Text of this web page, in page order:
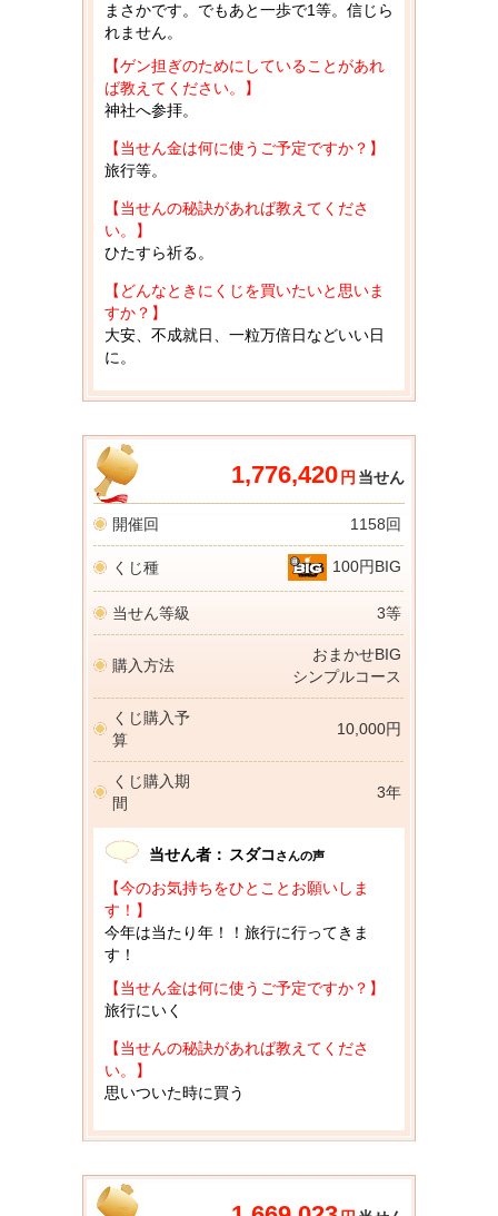
まさかです。でもあと一歩で1等。信じら
れません。
【ゲン担ぎのためにしていることがあれ
ば教えてください。】
神社へ参拝。
【当せん金は何に使うご予定ですか？】
旅行等。
【当せんの秘訣があれば教えてくださ
い。】
ひたすら祈る。
【どんなときにくじを買いたいと思いま
すか？】
大安、不成就日、一粒万倍日などいい日
に。
1,776,420 円 当せん
開催回 1158回
くじ種 100円BIG
当せん等級 3等
購入方法
おまかせBIG
シンプルコース
くじ購入予
算
10,000円
くじ購入期
間
3年
当せん者： スダコ さんの声
【今のお気持ちをひとことお願いしま
す！】
今年は当たり年！！旅行に行ってきま
す！
【当せん金は何に使うご予定ですか？】
旅行にいく
【当せんの秘訣があれば教えてくださ
い。】
思いついた時に買う